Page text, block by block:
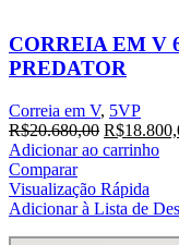
CORREIA EM V
PREDATOR
Correia em V, 5VP
R$20.680,00 O
preço
era:
R$
Adicionar ao carrinho
Comparar
Visualização Rápida
Adicionar à Lista de